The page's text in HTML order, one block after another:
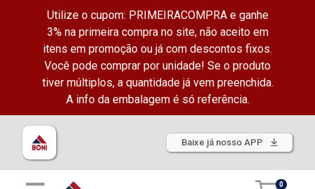
Utilize o cupom: PRIMEIRACOMPRA e ganhe
3% na primeira compra no site, não aceito em
itens em promoção ou já com descontos fixos.
Você pode comprar por unidade! Se o produto
tiver múltiplos, a quantidade já vem preenchida.
A info da embalagem é só referência.
Baixe já nosso APP
0